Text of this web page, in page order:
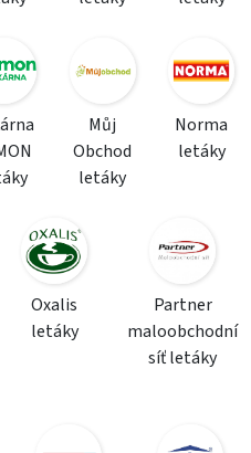
Můj
Obchod
letáky
Norma
letáky
Oxalis
letáky
Partner
maloobchodní
síť letáky